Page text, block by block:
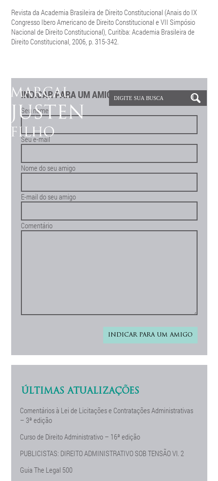
Revista da Academia Brasileira de Direito Constitucional (Anais do IX
Congresso Ibero Americano de Direito Constitucional e VII Simpósio
Nacional de Direito Constitucional), Curitiba: Academia Brasileira de
Direito Constitucional, 2006, p. 315-342.
INDICAR PARA UM AMIGO
Seu nome
Seu e-mail
Nome do seu amigo
E-mail do seu amigo
Comentário
ÚLTIMAS ATUALIZAÇÕES
Comentários à Lei de Licitações e Contratações Administrativas
– 3ª edição
Curso de Direito Administrativo – 16ª edição
PUBLICISTAS: DIREITO ADMINISTRATIVO SOB TENSÃO Vl. 2
Guia The Legal 500